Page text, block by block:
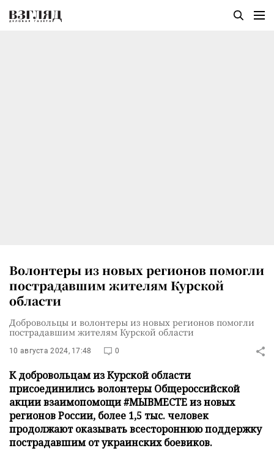
Волонтеры из новых регионов помогли
пострадавшим жителям Курской
области
Добровольцы и волонтеры из новых регионов помогли
пострадавшим жителям Курской области
10 августа 2024, 17:48 0
К добровольцам из Курской области
присоединились волонтеры Общероссийской
акции взаимопомощи #МЫВМЕСТЕ из новых
регионов России, более 1,5 тыс. человек
продолжают оказывать всестороннюю поддержку
пострадавшим от украинских боевиков.